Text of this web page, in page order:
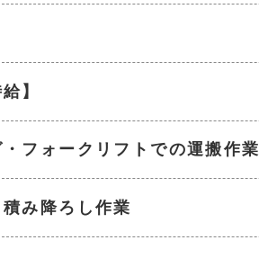
】
フォークリフトでの運搬作業
み降ろし作業